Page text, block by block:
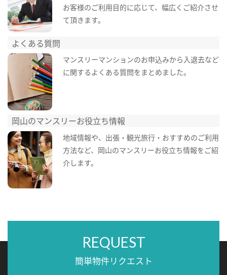
お客様のご利用目的に応じて、幅広くご紹介させ
て頂きます。
よくある質問
マンスリーマンションのお申込みから入退去など
に関するよくある質問をまとめました。
岡山のマンスリーお役立ち情報
地域情報や、出張・観光旅行・おすすめのご利用
方法など、岡山のマンスリーお役立ち情報をご紹
介します。
REQUEST
簡単物件リクエスト